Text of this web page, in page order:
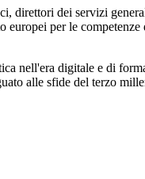
direttori dei servizi
europei per le
nell'era digitale e di
alle sfide del terzo